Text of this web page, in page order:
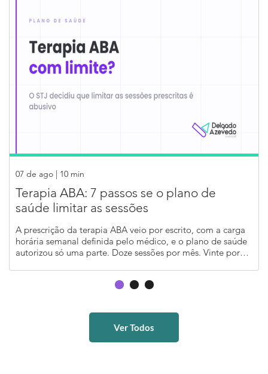
07 de ago | 10 min
Terapia ABA: 7 passos se o plano de
saúde limitar as sessões
A prescrição da terapia ABA veio por escrito, com a carga
horária semanal definida pelo médico, e o plano de saúde
autorizou só uma parte. Doze sessões por mês. Vinte por
Ver Todos